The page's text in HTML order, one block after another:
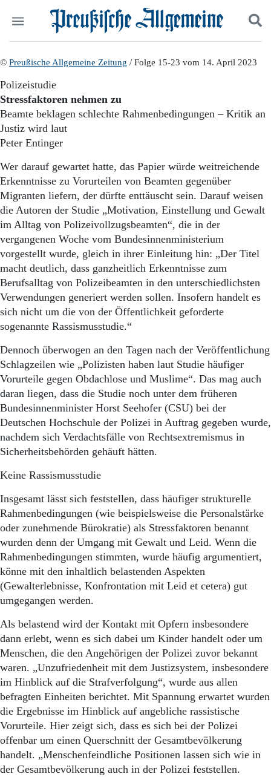
Start
Wer wir sind
Aktuelle Ausgabe
Abonnenten-Login
Abonnent werden
Abo Prämien
Archiv
Politik
Panorama
Gesellschaft
Pommern
Berlin-Brandenburg
Schlesien
Danzig und Westpreußen
Bücher
Kontakt
Impressum
Datenschutz
Suchen und finden
© Preußische Allgemeine Zeitung / Folge 15-23 vom 14. April 2023
Polizeistudie
Stressfaktoren nehmen zu
Beamte beklagen schlechte Rahmenbedingungen – Kritik an
Justiz wird laut
Peter Entinger
Wer darauf gewartet hatte, das Papier würde weitreichende
Erkenntnisse zu Vorurteilen von Beamten gegenüber
Migranten liefern, der dürfte enttäuscht sein. Darauf weisen
die Autoren der Studie „Motivation, Einstellung und Gewalt
im Alltag von Polizeivollzugsbeamten“, die in der
vergangenen Woche vom Bundesinnenministerium
vorgestellt wurde, gleich in ihrer Einleitung hin: „Der Titel
macht deutlich, dass ganzheitlich Erkenntnisse zum
Berufsalltag von Polizeibeamten in den unterschiedlichsten
Verwendungen generiert werden sollen. Insofern handelt es
sich nicht um die von der Öffentlichkeit geforderte
sogenannte Rassismusstudie.“
Dennoch überwogen an den Tagen nach der Veröffentlichung
Schlagzeilen wie „Polizisten haben laut Studie häufiger
Vorurteile gegen Obdachlose und Muslime“. Das mag auch
daran liegen, dass die Studie noch unter dem früheren
Bundesinnenminister Horst Seehofer (CSU) bei der
Deutschen Hochschule der Polizei in Auftrag gegeben wurde,
nachdem sich Verdachtsfälle von Rechtsextremismus in
Sicherheitsbehörden gehäuft hätten.
Keine Rassismusstudie
Insgesamt lässt sich feststellen, dass häufiger strukturelle
Rahmenbedingungen (wie beispielsweise die Personalstärke
oder zunehmende Bürokratie) als Stressfaktoren benannt
wurden denn der Umgang mit Gewalt und Leid. Wenn die
Rahmenbedingungen stimmten, wurde häufig argumentiert,
könne mit den inhaltlich belastenden Aspekten
(Gewalterlebnisse, Konfrontation mit Leid et cetera) gut
umgegangen werden.
Als belastend wird der Kontakt mit Opfern insbesondere
dann erlebt, wenn es sich dabei um Kinder handelt oder um
Menschen, die den Angehörigen der Polizei zuvor bekannt
waren. „Unzufriedenheit mit dem Justizsystem, insbesondere
im Hinblick auf die Strafverfolgung“, wurde aus allen
befragten Einheiten berichtet. Mit Spannung erwartet wurden
die Ergebnisse im Hinblick auf angebliche rassistische
Vorurteile. Hier zeigt sich, dass es sich bei der Polizei
offenbar um einen Querschnitt der Gesamtbevölkerung
handelt. „Menschenfeindliche Positionen lassen sich wie in
der Gesamtbevölkerung auch in der Polizei feststellen.